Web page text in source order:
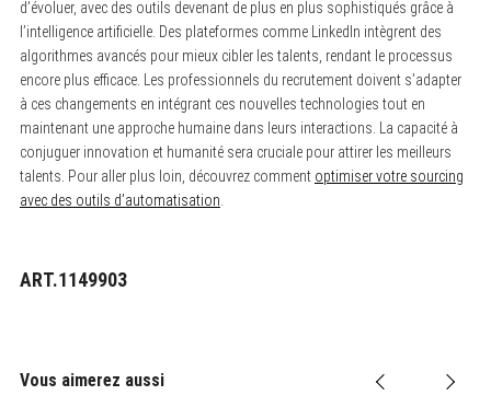
d’évoluer, avec des outils devenant de plus en plus sophistiqués grâce à
l’intelligence artificielle. Des plateformes comme LinkedIn intègrent des
algorithmes avancés pour mieux cibler les talents, rendant le processus
encore plus efficace. Les professionnels du recrutement doivent s’adapter
à ces changements en intégrant ces nouvelles technologies tout en
maintenant une approche humaine dans leurs interactions. La capacité à
conjuguer innovation et humanité sera cruciale pour attirer les meilleurs
talents. Pour aller plus loin, découvrez comment optimiser votre sourcing
avec des outils d’automatisation
ART.1149903
Vous aimerez aussi